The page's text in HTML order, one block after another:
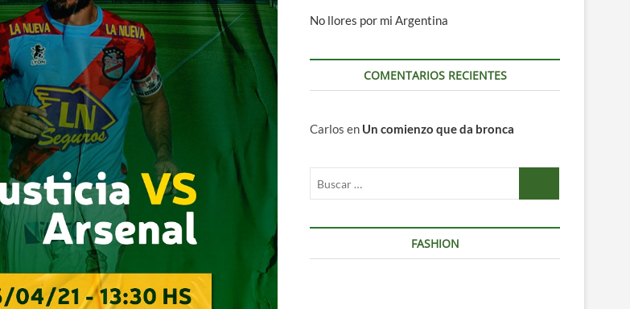
No llores por mi Argentina
COMENTARIOS RECIENTES
Carlos en Un comienzo que da bronca
FASHION